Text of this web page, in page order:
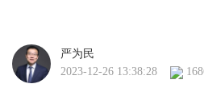
严为民
2023-12-26 13:38:28